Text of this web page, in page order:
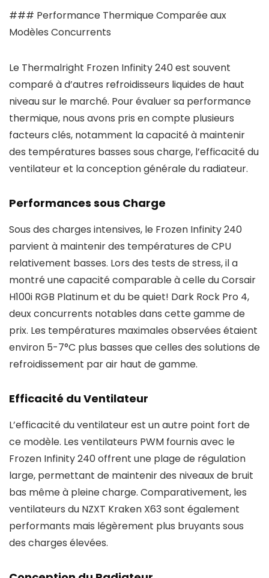
### Performance Thermique Comparée aux
Modèles Concurrents
Le Thermalright Frozen Infinity 240 est souvent
comparé à d’autres refroidisseurs liquides de haut
niveau sur le marché. Pour évaluer sa performance
thermique, nous avons pris en compte plusieurs
facteurs clés, notamment la capacité à maintenir
des températures basses sous charge, l’efficacité du
ventilateur et la conception générale du radiateur.
Performances sous Charge
Sous des charges intensives, le Frozen Infinity 240
parvient à maintenir des températures de CPU
relativement basses. Lors des tests de stress, il a
montré une capacité comparable à celle du Corsair
H100i RGB Platinum et du be quiet! Dark Rock Pro 4,
deux concurrents notables dans cette gamme de
prix. Les températures maximales observées étaient
environ 5-7°C plus basses que celles des solutions de
refroidissement par air haut de gamme.
Efficacité du Ventilateur
L’efficacité du ventilateur est un autre point fort de
ce modèle. Les ventilateurs PWM fournis avec le
Frozen Infinity 240 offrent une plage de régulation
large, permettant de maintenir des niveaux de bruit
bas même à pleine charge. Comparativement, les
ventilateurs du NZXT Kraken X63 sont également
performants mais légèrement plus bruyants sous
des charges élevées.